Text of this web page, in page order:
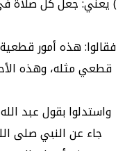
فقالوا: هذه أمور
قطعي مثله، وهذه
واستدلوا بقول عبد
جاء عن النبي صلى